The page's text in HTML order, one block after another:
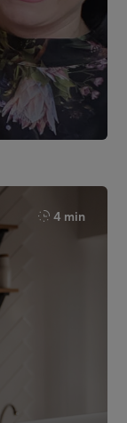
4 min